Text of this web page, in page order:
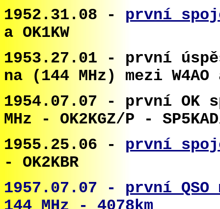
1952.31.08 - první
a OK1KW
1953.27.01 - první
na
( 144 MHz ) mezi W4AO
1954.07.07 - první OK
MHz - OK2KGZ/P -
1955.25.06 - první
- OK2KBR
1957.07.07 - první